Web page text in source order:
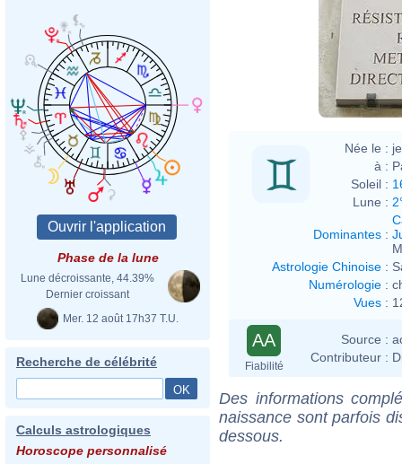
Phase de la lune
Lune décroissante, 44.39%
Dernier croissant
Mer. 12 août 17h37 T.U.
Recherche de célébrité
Calculs astrologiques
Horoscope personnalisé
Née le :
à :
Soleil :
Lune :
Dominantes :
Astrologie Chinoise :
Numérologie :
Vues :
AA
Fiabilité
Source :
Contributeur :
Des informations
naissance sont parfois
dessous.